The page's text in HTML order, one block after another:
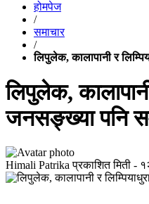
होमपेज
/
समाचार
/
लिपुलेक, कालापानी र
लिपुलेक,
जनसङ्ख्या पनि
Himali Patrika प्रकाशित मिती -